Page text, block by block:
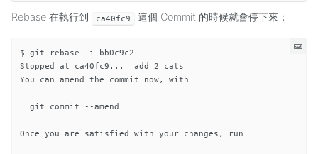
Rebase 在執行到 ca40fc9 這個 Commit 的時候就會停下來：
$ git rebase -i bb0c9c2
Stopped at ca40fc9...  add 2 cats
You can amend the commit now, with
  git commit --amend
Once you are satisfied with your changes, run